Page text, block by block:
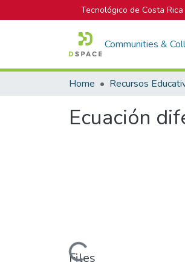
Tecnológico de Costa Rica
Communities &
Home Recursos
Ecuación
Files